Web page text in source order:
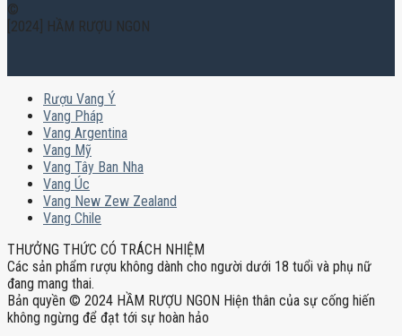
©
[2024] HẦM RƯỢU NGON
Rượu Vang Ý
Vang Pháp
Vang Argentina
Vang Mỹ
Vang Tây Ban Nha
Vang Úc
Vang New Zew Zealand
Vang Chile
THƯỞNG THỨC CÓ TRÁCH NHIỆM
Các sản phẩm rượu không dành cho người dưới 18 tuổi và phụ nữ
đang mang thai.
Bản quyền © 2024 HẦM RƯỢU NGON Hiện thân của sự cống hiến
không ngừng để đạt tới sự hoàn hảo